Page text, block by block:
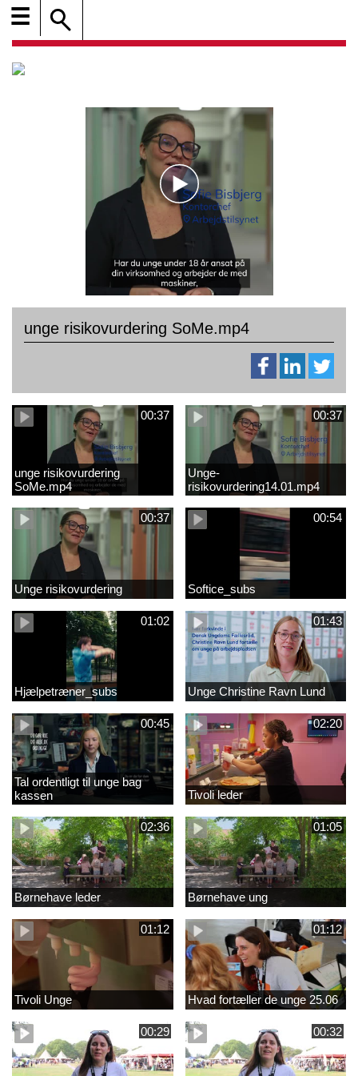
☰
unge risikovurdering SoMe.mp4
00:37
unge risikovurdering
SoMe.mp4
00:37
Unge-
risikovurdering14.01.mp4
00:37
Unge risikovurdering
00:54
Softice_subs
01:02
Hjælpetræner_subs
01:43
Unge Christine Ravn Lund
00:45
Tal ordentligt til unge bag
kassen
02:20
Tivoli leder
02:36
Børnehave leder
01:05
Børnehave ung
01:12
Tivoli Unge
01:12
Hvad fortæller de unge 25.06
00:29 00:32